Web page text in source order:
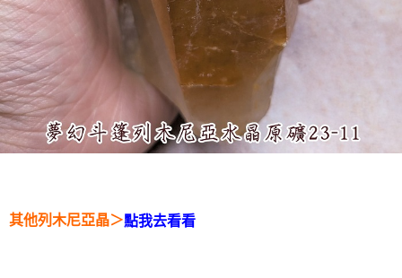
其他列木尼亞晶＞點我去看看